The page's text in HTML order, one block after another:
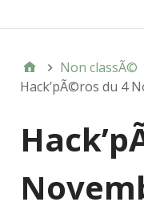
Non classÃ©
Hack’pÃ©ros du 4